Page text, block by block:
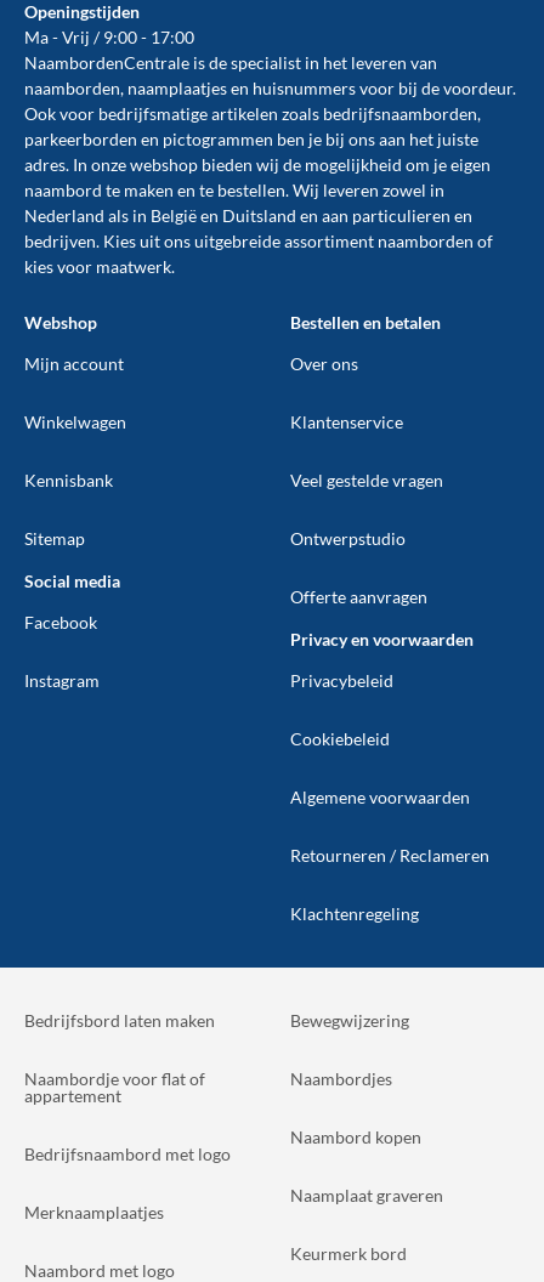
Openingstijden
Ma - Vrij / 9:00 - 17:00
NaambordenCentrale is de specialist in het leveren van
naamborden, naamplaatjes en huisnummers voor bij devoordeur.
Ook voor bedrijfsmatige artikelen zoals bedrijfsnaamborden,
parkeerborden en pictogrammen ben je bij ons aan het juiste
adres. In onze webshop bieden wij de mogelijkheid om je eigen
naambord te maken en te bestellen. Wij leveren zowel in
Nederland als in België en Duitsland en aan particulieren en
bedrijven. Kies uit ons uitgebreide assortiment naamborden of
kies voor maatwerk.
Webshop
Mijn account
Winkelwagen
Kennisbank
Sitemap
Social media
Facebook
Instagram
Bestellen en betalen
Over ons
Klantenservice
Veel gestelde vragen
Ontwerpstudio
Offerte aanvragen
Privacy en voorwaarden
Privacybeleid
Cookiebeleid
Algemene voorwaarden
Retourneren / Reclameren
Klachtenregeling
Bedrijfsbord laten maken
Naambordje voor flat of
appartement
Bedrijfsnaambord met logo
Merknaamplaatjes
Naambord met logo
Bewegwijzering
Naambordjes
Naambord kopen
Naamplaat graveren
Keurmerk bord